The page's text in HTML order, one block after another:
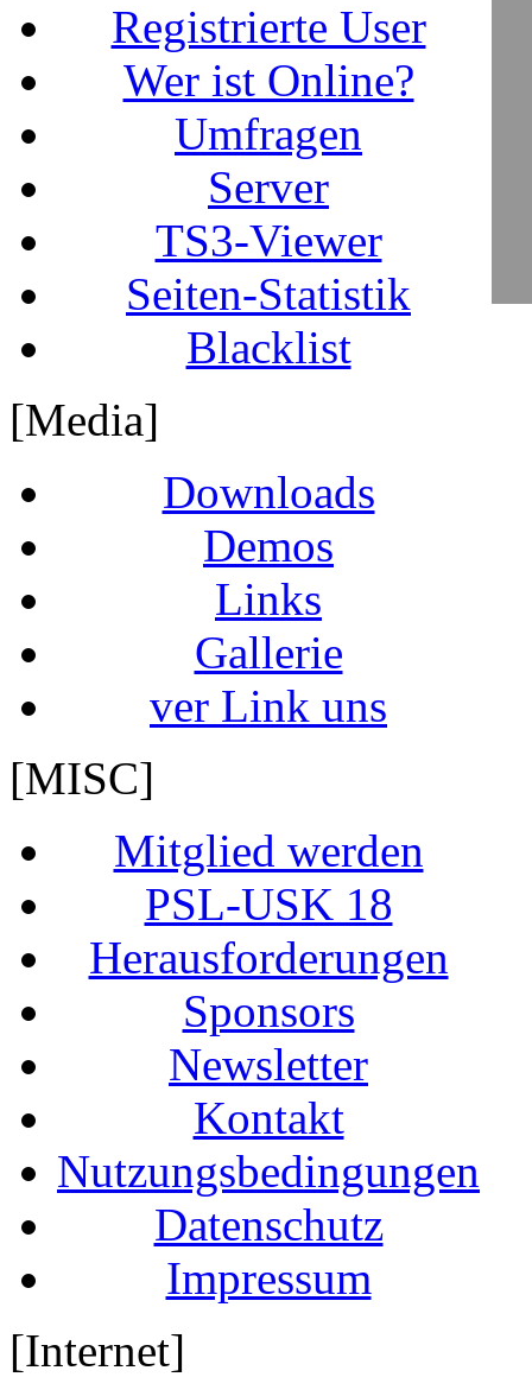
Registrierte User
Wer ist Online?
Umfragen
Server
TS3-Viewer
Seiten-Statistik
Blacklist
[Media]
Downloads
Demos
Links
Gallerie
ver Link uns
[MISC]
Mitglied werden
PSL-USK 18
Herausforderungen
Sponsors
Newsletter
Kontakt
Nutzungsbedingungen
Datenschutz
Impressum
[Internet]